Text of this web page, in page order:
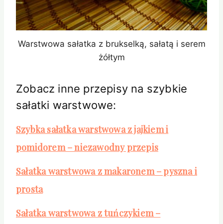
Warstwowa sałatka z brukselką, sałatą i serem
żółtym
Zobacz inne przepisy na szybkie
sałatki warstwowe:
Szybka sałatka warstwowa z jajkiem i
pomidorem – niezawodny przepis
Sałatka warstwowa z makaronem – pyszna i
prosta
Sałatka warstwowa z tuńczykiem –